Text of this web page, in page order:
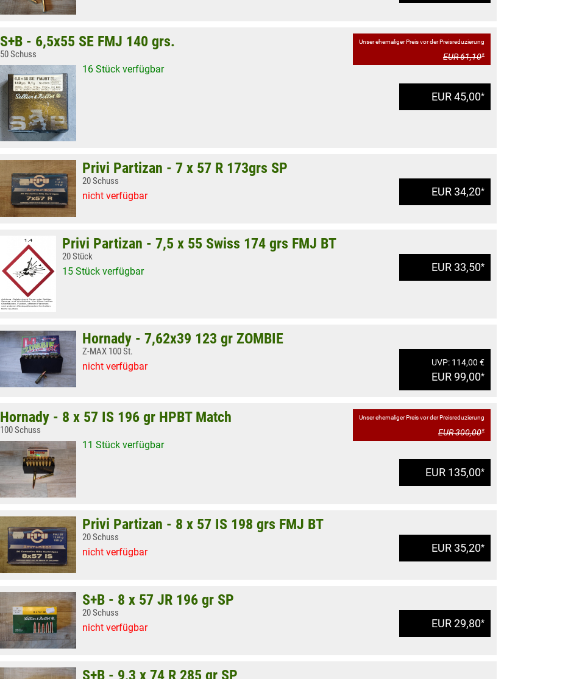
Unser ehemaliger Preis vor der Preisreduzierung
EUR 61,10*
EUR 45,00*
S+B - 6,5x55 SE FMJ 140 grs.
50 Schuss
16 Stück verfügbar
EUR 34,20*
Privi Partizan - 7 x 57 R 173grs SP
20 Schuss
nicht verfügbar
EUR 33,50*
Privi Partizan - 7,5 x 55 Swiss 174 grs FMJ BT
20 Stück
15 Stück verfügbar
UVP: 114,00 €
EUR 99,00*
Hornady - 7,62x39 123 gr ZOMBIE
Z-MAX 100 St.
nicht verfügbar
Unser ehemaliger Preis vor der Preisreduzierung
EUR 300,00*
EUR 135,00*
Hornady - 8 x 57 IS 196 gr HPBT Match
100 Schuss
11 Stück verfügbar
EUR 35,20*
Privi Partizan - 8 x 57 IS 198 grs FMJ BT
20 Schuss
nicht verfügbar
EUR 29,80*
S+B - 8 x 57 JR 196 gr SP
20 Schuss
nicht verfügbar
S+B - 9,3 x 74 R 285 gr SP